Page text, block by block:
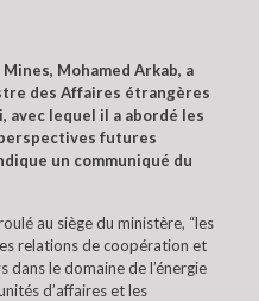
Mohamed Arkab, a
des Affaires étrangères
avec lequel il a abordé les
futures
un communiqué du
au siège du ministère, “les
relations de coopération et
le domaine de l’énergie
d’affaires et les